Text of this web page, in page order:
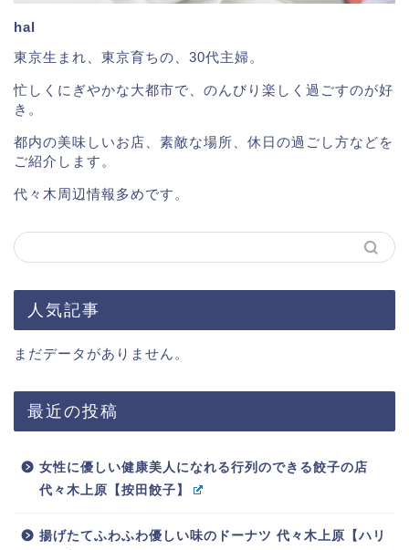
hal
東京生まれ、東京育ちの、30代主婦。
忙しくにぎやかな大都市で、のんびり楽しく過ごすのが好
き。
都内の美味しいお店、素敵な場所、休日の過ごし方などを
ご紹介します。
代々木周辺情報多めです。
人気記事
まだデータがありません。
最近の投稿
女性に優しい健康美人になれる行列のできる餃子の店
代々木上原【按田餃子】
揚げたてふわふわ優しい味のドーナツ 代々木上原【ハリ